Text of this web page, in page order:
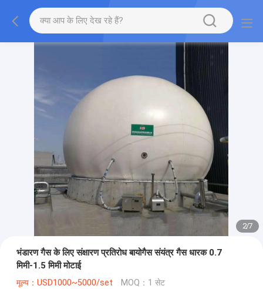
2/7
भंडारण गैस के लिए संक्षारण प्रतिरोध बायोगैस संयंत्र गैस धारक 0.7
मिमी-1.5 मिमी मोटाई
मूल्य：USD1000~5000/set MOQ：1 सेट